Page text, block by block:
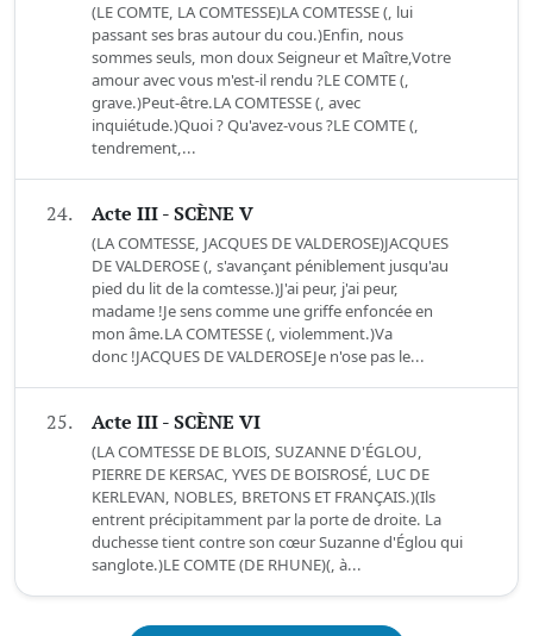
(LE COMTE, LA COMTESSE)LA COMTESSE (, lui
passant ses bras autour du cou.)Enfin, nous
sommes seuls, mon doux Seigneur et Maître,Votre
amour avec vous m'est-il rendu ?LE COMTE (,
grave.)Peut-être.LA COMTESSE (, avec
inquiétude.)Quoi ? Qu'avez-vous ?LE COMTE (,
tendrement,...
24. Acte III - SCÈNE V
(LA COMTESSE, JACQUES DE VALDEROSE)JACQUES
DE VALDEROSE (, s'avançant péniblement jusqu'au
pied du lit de la comtesse.)J'ai peur, j'ai peur,
madame !Je sens comme une griffe enfoncée en
mon âme.LA COMTESSE (, violemment.)Va
donc !JACQUES DE VALDEROSEJe n'ose pas le...
25. Acte III - SCÈNE VI
(LA COMTESSE DE BLOIS, SUZANNE D'ÉGLOU,
PIERRE DE KERSAC, YVES DE BOISROSÉ, LUC DE
KERLEVAN, NOBLES, BRETONS ET FRANÇAIS.)(Ils
entrent précipitamment par la porte de droite. La
duchesse tient contre son cœur Suzanne d'Églou qui
sanglote.)LE COMTE (DE RHUNE)(, à...